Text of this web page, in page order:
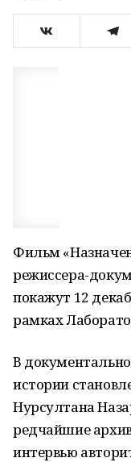
Фильм
режиссера-
покажут 12
рамках
В
истории
Нурсултана
редчайшие
интервью